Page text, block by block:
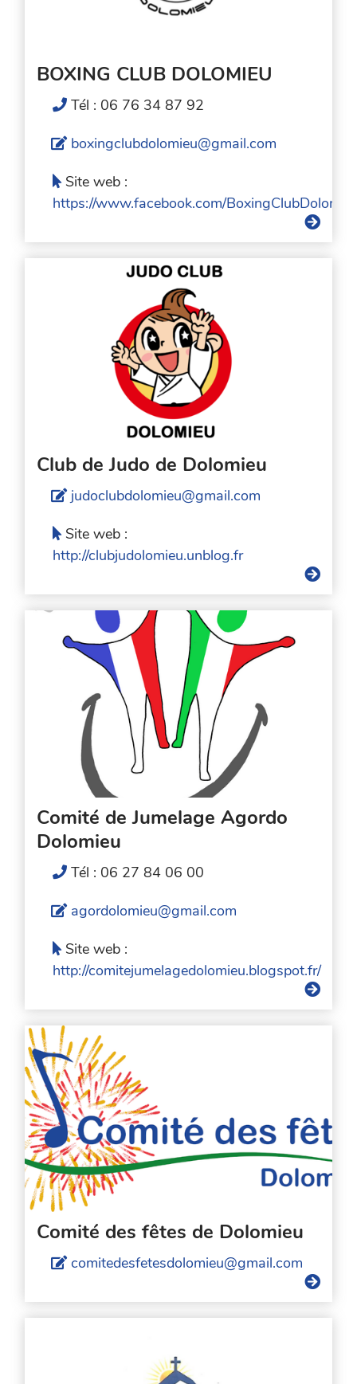
BOXING CLUB DOLOMIEU
Tél : 06 76 34 87 92
boxingclubdolomieu@gmail.com
Site web :
https://www.facebook.com/
Club de Judo de Dolomieu
judoclubdolomieu@gmail.com
Site web :
http://clubjudolomieu.unblog.fr
Comité de Jumelage Agordo
Dolomieu
Tél : 06 27 84 06 00
agordolomieu@gmail.com
Site web :
http://comitejumelagedolomieu.blogspot.fr/
Comité des fêtes de Dolomieu
comitedesfetesdolomieu@gmail.com